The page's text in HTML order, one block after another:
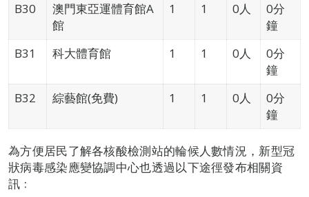
B30
澳門東亞運體育館A
館
1 1 0人
0分
鐘
B31
科大體育館 1 1 0人
0分
鐘
B32
綜藝館(免費) 1 1 0人
0分
鐘
為方便居民了解各核酸檢測站的輪候人數情況，新型冠
狀病毒感染應變協調中心也透過以下途徑發布相關資
訊﹕